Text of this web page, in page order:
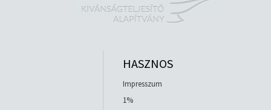
HASZNOS
Impresszum
1%